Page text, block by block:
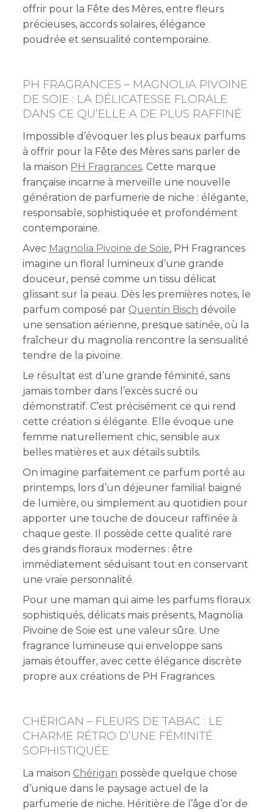
offrir pour la Fête des Mères, entre fleurs
précieuses, accords solaires, élégance
poudrée et sensualité contemporaine.
PH FRAGRANCES – MAGNOLIA PIVOINE
DE SOIE : LA DÉLICATESSE FLORALE
DANS CE QU’ELLE A DE PLUS RAFFINÉ
Impossible d’évoquer les plus beaux parfums
à offrir pour la Fête des Mères sans parler de
la maison PH Fragrances. Cette marque
française incarne à merveille une nouvelle
génération de parfumerie de niche : élégante,
responsable, sophistiquée et profondément
contemporaine.
Avec Magnolia Pivoine de Soie, PH Fragrances
imagine un floral lumineux d’une grande
douceur, pensé comme un tissu délicat
glissant sur la peau. Dès les premières notes, le
parfum composé par Quentin Bisch dévoile
une sensation aérienne, presque satinée, où la
fraîcheur du magnolia rencontre la sensualité
tendre de la pivoine.
Le résultat est d’une grande féminité, sans
jamais tomber dans l’excès sucré ou
démonstratif. C’est précisément ce qui rend
cette création si élégante. Elle évoque une
femme naturellement chic, sensible aux
belles matières et aux détails subtils.
On imagine parfaitement ce parfum porté au
printemps, lors d’un déjeuner familial baigné
de lumière, ou simplement au quotidien pour
apporter une touche de douceur raffinée à
chaque geste. Il possède cette qualité rare
des grands floraux modernes : être
immédiatement séduisant tout en conservant
une vraie personnalité.
Pour une maman qui aime les parfums floraux
sophistiqués, délicats mais présents, Magnolia
Pivoine de Soie est une valeur sûre. Une
fragrance lumineuse qui enveloppe sans
jamais étouffer, avec cette élégance discrète
propre aux créations de PH Fragrances.
CHÉRIGAN – FLEURS DE TABAC : LE
CHARME RÉTRO D’UNE FÉMINITÉ
SOPHISTIQUÉE
La maison Chérigan possède quelque chose
d’unique dans le paysage actuel de la
parfumerie de niche. Héritière de l’âge d’or de